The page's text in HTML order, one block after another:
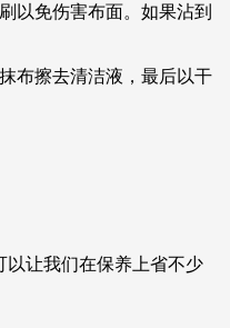
以免伤害布面。如果沾到
布擦去清洁液，最后以干
以让我们在保养上省不少